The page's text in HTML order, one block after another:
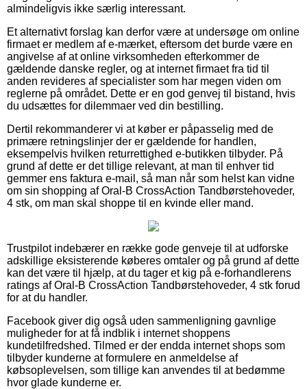
almindeligvis ikke særlig interessant.
Et alternativt forslag kan derfor være at undersøge om online
firmaet er medlem af e-mærket, eftersom det burde være en
angivelse af at online virksomheden efterkommer de
gældende danske regler, og at internet firmaet fra tid til
anden revideres af specialister som har megen viden om
reglerne på området. Dette er en god genvej til bistand, hvis
du udsættes for dilemmaer ved din bestilling.
Dertil rekommanderer vi at køber er påpasselig med de
primære retningslinjer der er gældende for handlen,
eksempelvis hvilken returrettighed e-butikken tilbyder. På
grund af dette er det tillige relevant, at man til enhver tid
gemmer ens faktura e-mail, så man når som helst kan vidne
om sin shopping af Oral-B CrossAction Tandbørstehoveder,
4 stk, om man skal shoppe til en kvinde eller mand.
Trustpilot indebærer en række gode genveje til at udforske
adskillige eksisterende køberes omtaler og på grund af dette
kan det være til hjælp, at du tager et kig på e-forhandlerens
ratings af Oral-B CrossAction Tandbørstehoveder, 4 stk forud
for at du handler.
Facebook giver dig også uden sammenligning gavnlige
muligheder for at få indblik i internet shoppens
kundetilfredshed. Tilmed er der endda internet shops som
tilbyder kunderne at formulere en anmeldelse af
købsoplevelsen, som tillige kan anvendes til at bedømme
hvor glade kunderne er.